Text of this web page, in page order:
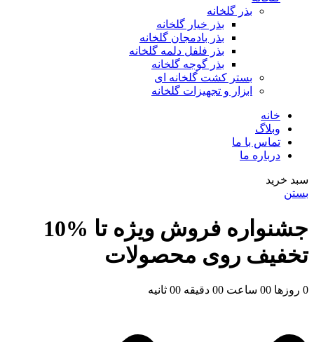
بذر گلخانه
بذر خیار گلخانه
بذر بادمجان گلخانه
بذر فلفل دلمه گلخانه
بذر گوجه گلخانه
بستر کشت گلخانه ای
ابزار و تجهیزات گلخانه
خانه
وبلاگ
تماس با ما
درباره ما
سبد خرید
بستن
جشنواره فروش ویژه تا %10
تخفیف روی محصولات
0 روزها 00 ساعت 00 دقیقه 00 ثانیه